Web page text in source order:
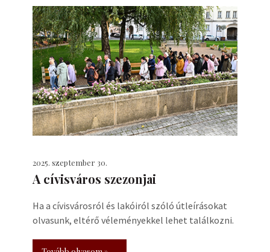
2025. szeptember 30.
A cívisváros szezonjai
Ha a cívisvárosról és lakóiról szóló útleírásokat
olvasunk, eltérő véleményekkel lehet találkozni.